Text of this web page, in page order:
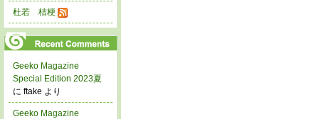
杜若 桔梗
Geeko Magazine
Special Edition 2023夏
に ftake より
Geeko Magazine